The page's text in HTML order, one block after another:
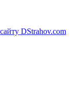
DStrahov.com